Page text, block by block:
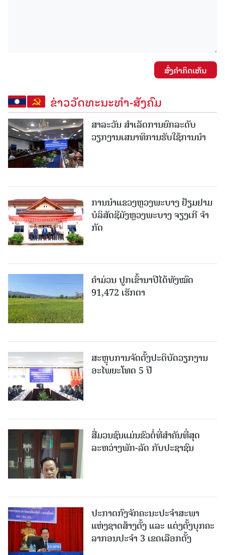
ສົ່ງຄໍາຄິດເຫັນ
ຂ່າວວັດທະນະທຳ-ສັງຄົມ
ສາລະວັນ ສໍາເລັດການຍົກລະດັບ
ວຽກງານເສນາທິການຮັບໃຊ້ການນໍາ
ການນຳແຂວງຫຼວງພະບາງ ຢ້ຽມ​ຢາມ
ບໍ​ລິ​ສັດຊີມັງຫຼວງພະບາງ ຈຽງເກີ ຈໍາ
ກັດ
ຄໍາມ່ວນ ປູກເຂົ້ານາປີໄດ້ທັງໝົດ
91,472 ເຮັກຕາ
ສະຫຼຸບການຈັດຕັ້ງປະຕິບັດວຽກງານ
ອະໄພຍະໂທດ 5 ປີ
ສື່ມວນຊົນແມ່ນຂົວຕໍ່ທີ່ສໍາຄັນທີ່ສຸດ
ລະຫວ່າງພັກ-ລັດ ກັບປະຊາຊົນ
ປະກາດກົງຈັກຄະນະປະຈໍາສະພາ
ແຫ່ງຊາດສ້າງຕັ້ງ ແລະ ແຕ່ງຕັ້ງບຸກຄະ
ລາກອນປະຈໍາ 3 ເຂດເລືອກຕັ້ງ